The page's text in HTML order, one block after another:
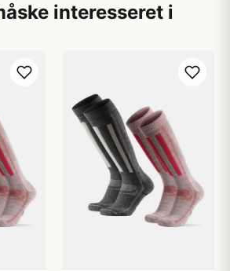
interesseret i